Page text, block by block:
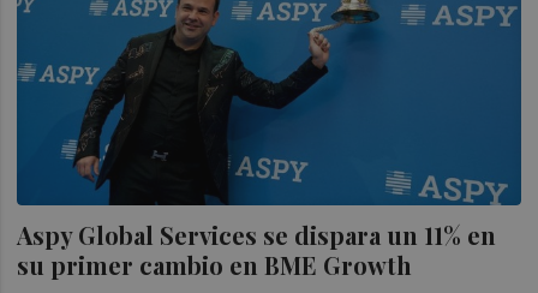
Aspy Global Services se dispara un 11% en
su primer cambio en BME Growth